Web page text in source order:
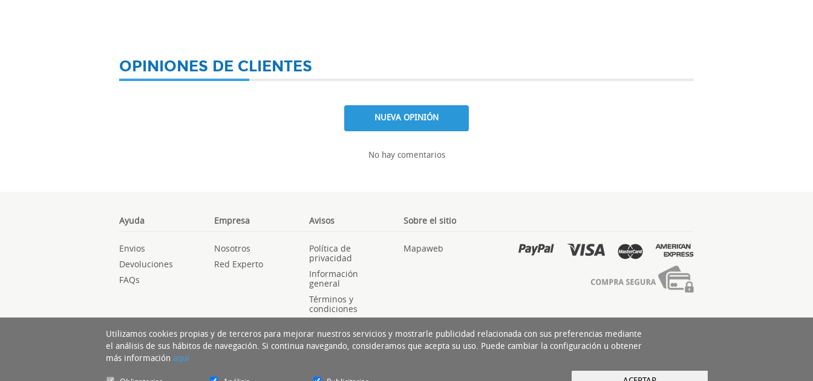
OPINIONES DE CLIENTES
NUEVA OPINIÓN
No hay comentarios
Ayuda Empresa Avisos Sobre el sitio
Envios
Devoluciones
FAQs
Nosotros
Red Experto
Política de
privacidad
Información
general
Términos y
condiciones
Mapaweb
Utilizamos cookies propias y de terceros para mejorar nuestros servicios y mostrarle publicidad relacionada con sus preferencias mediante
el análisis de sus hábitos de navegación. Si continua navegando, consideramos que acepta su uso. Puede cambiar la configuración u obtener
más información aquí